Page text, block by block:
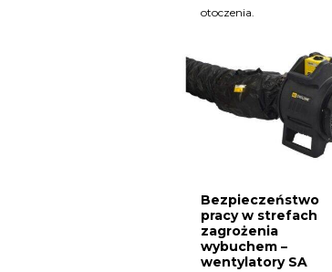
otoczenia.
Bezpieczeństwo
pracy w strefach
zagrożenia
wybuchem –
wentylatory SA